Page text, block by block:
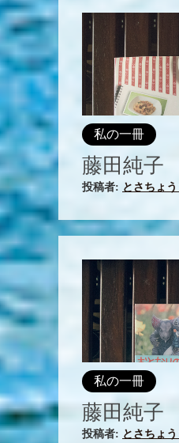
私の一冊
藤田純子
投稿者: とさちょ
私の一冊
藤田純子
投稿者: とさちょ